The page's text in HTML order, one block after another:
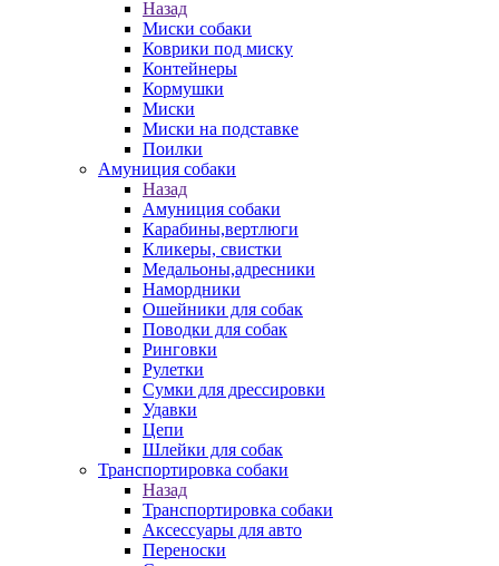
Назад
Миски собаки
Коврики под миску
Контейнеры
Кормушки
Миски
Миски на подставке
Поилки
Амуниция собаки
Назад
Амуниция собаки
Карабины,вертлюги
Кликеры, свистки
Медальоны,адресники
Намордники
Ошейники для собак
Поводки для собак
Ринговки
Рулетки
Сумки для дрессировки
Удавки
Цепи
Шлейки для собак
Транспортировка собаки
Назад
Транспортировка собаки
Аксессуары для авто
Переноски